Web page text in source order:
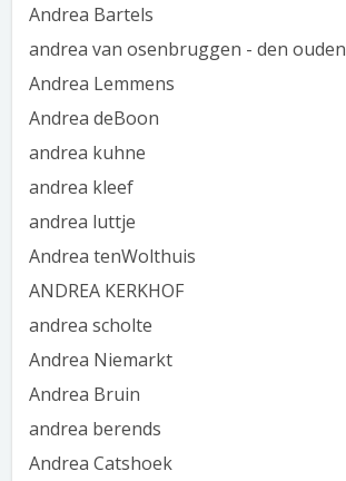
Andrea Bartels
andrea van osenbruggen - den ouden
Andrea Lemmens
Andrea deBoon
andrea kuhne
andrea kleef
andrea luttje
Andrea tenWolthuis
ANDREA KERKHOF
andrea scholte
Andrea Niemarkt
Andrea Bruin
andrea berends
Andrea Catshoek